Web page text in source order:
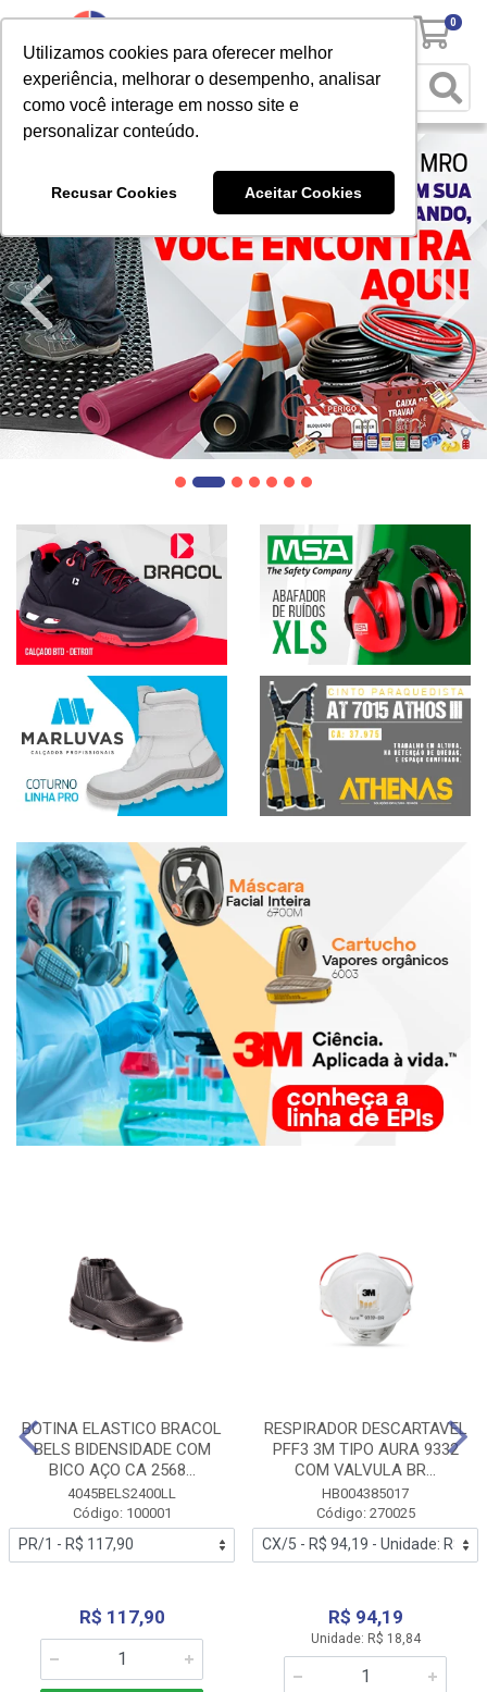
Utilizamos cookies para oferecer melhor
experiência, melhorar o desempenho, analisar
como você interage em nosso site e
personalizar conteúdo.
Recusar Cookies Aceitar Cookies
0
BOTINA ELASTICO BRACOL
BELS BIDENSIDADE COM
BICO AÇO CA 2568...
4045BELS2400LL
Código: 100001
R$ 117,90
RESPIRADOR DESCARTAVEL
PFF3 3M TIPO AURA 9332
COM VALVULA BR...
HB004385017
Código: 270025
R$ 94,19
Unidade: R$ 18,84